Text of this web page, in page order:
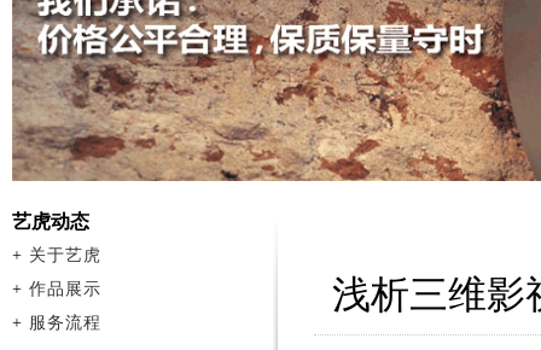
浅析三维影
艺虎动态
+ 关于艺虎
+ 作品展示
+ 服务流程